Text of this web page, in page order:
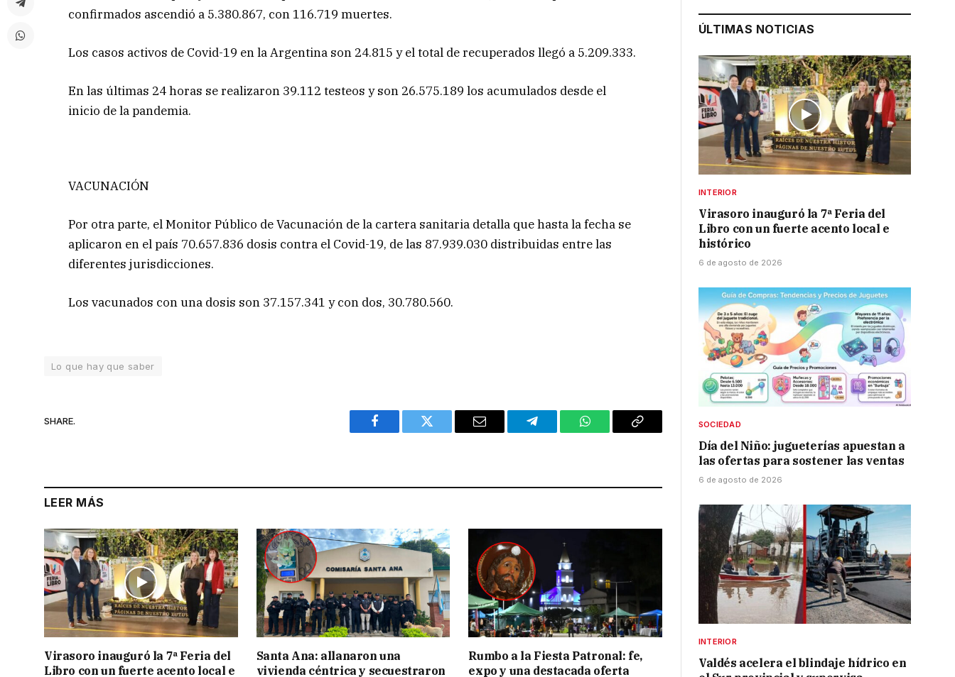
confirmados ascendió a 5.380.867, con 116.719 muertes.
Los casos activos de Covid-19 en la Argentina son 24.815 y el total de recuperados llegó a 5.209.333.
En las últimas 24 horas se realizaron 39.112 testeos y son 26.575.189 los acumulados desde el
inicio de la pandemia.
VACUNACIÓN
Por otra parte, el Monitor Público de Vacunación de la cartera sanitaria detalla que hasta la fecha se
aplicaron en el país 70.657.836 dosis contra el Covid-19, de las 87.939.030 distribuidas entre las
diferentes jurisdicciones.
Los vacunados con una dosis son 37.157.341 y con dos, 30.780.560.
Lo que hay que saber
SHARE.
Facebook Twitter Email Telegram WhatsAppCopy
LEER MÁS
Virasoro inauguró la 7ª Feria del
Libro con un fuerte acento local e
Santa Ana: allanaron una
vivienda céntrica y secuestraron
Rumbo a la Fiesta Patronal: fe,
expo y una destacada oferta
ÚLTIMAS NOTICIAS
INTERIOR
Virasoro inauguró la 7ª Feria del
Libro con un fuerte acento local e
histórico
6 de agosto de 2026
SOCIEDAD
Día del Niño: jugueterías apuestan a
las ofertas para sostener las ventas
6 de agosto de 2026
INTERIOR
Valdés acelera el blindaje hídrico en